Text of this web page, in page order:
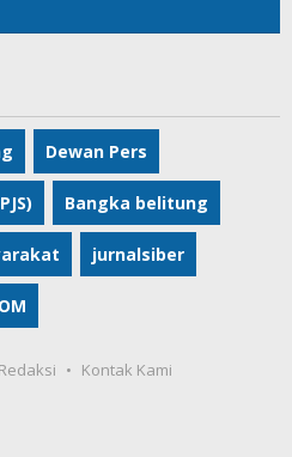
Dewan Pers
Bangka belitung
jurnalsiber
Redaksi Kontak Kami